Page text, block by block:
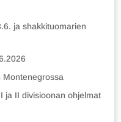
ja shakkituomarien
Montenegrossa
ja II divisioonan ohjelmat